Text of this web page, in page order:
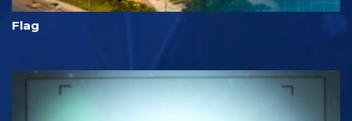
Flag